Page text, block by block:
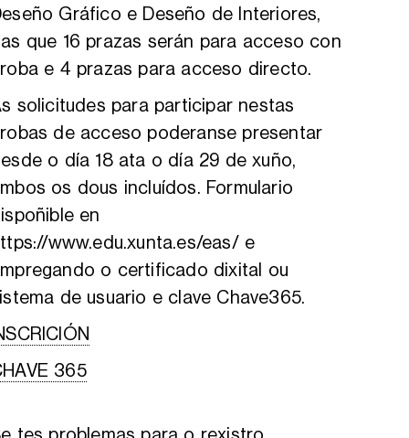
Gráfico e Deseño de Interiores,
que 16 prazas serán para acceso con
e 4 prazas para acceso directo.
solicitudes para participar nestas
de acceso poderanse presentar
o día 18 ata o día 29 de xuño,
os dous incluídos. Formulario
en
www.edu.xunta.es/eas/ e
o certificado dixital ou
de usuario e clave Chave365.
365